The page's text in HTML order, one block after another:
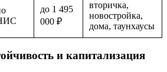
до 1 495
000 ₽
вторичка,
новостройка,
дома, таунхаусы
и капитализация